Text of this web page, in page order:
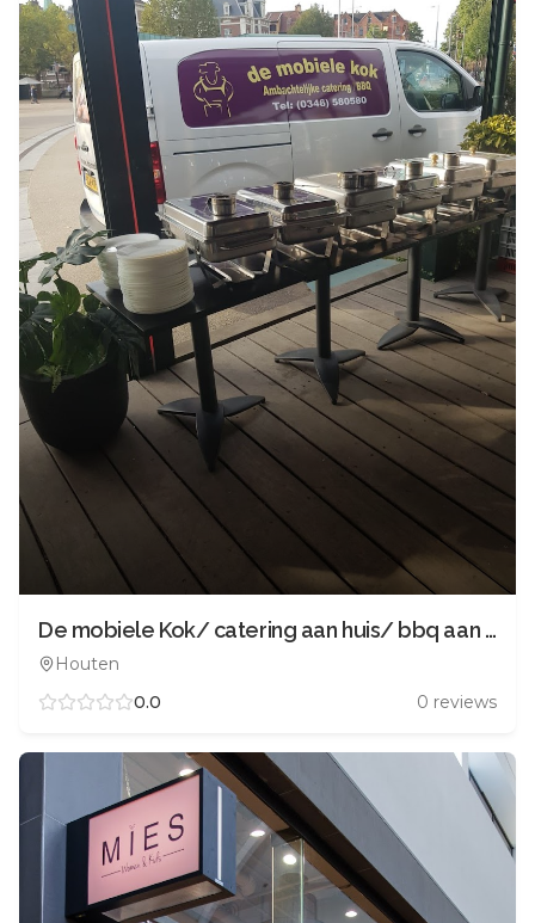
De mobiele Kok/ catering aan huis/ bbq aan huis/ broodjes bezorgen
Houten
0.0
0 reviews